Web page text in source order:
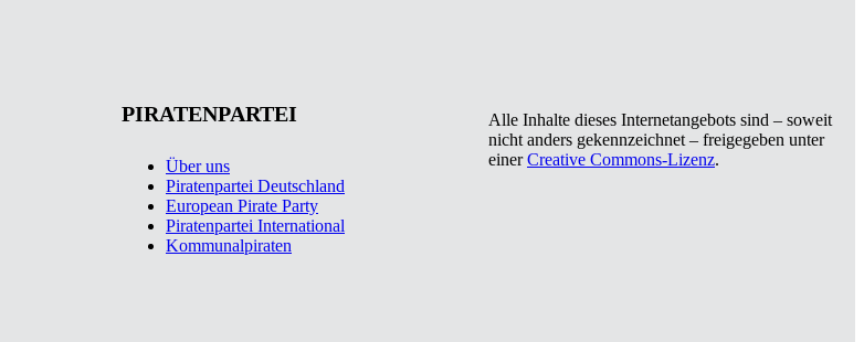
PIRATENPARTEI
Über uns
Piratenpartei Deutschland
European Pirate Party
Piratenpartei International
Kommunalpiraten
Alle Inhalte dieses Internetangebots sind – soweit
nicht anders gekennzeichnet – freigegeben unter
einerCreative Commons-Lizenz.